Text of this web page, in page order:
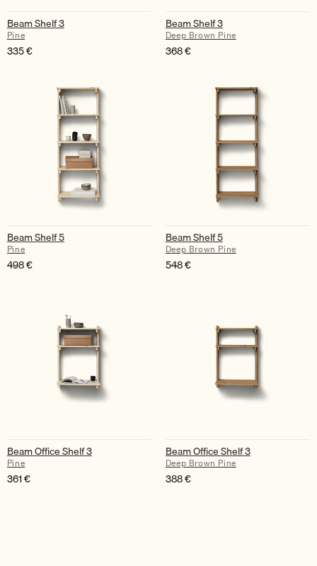
Beam Shelf 3
Pine
335€
Beam Shelf 3
Deep Brown Pine
368€
Beam Shelf 5
Pine
498€
Beam Shelf 5
Deep Brown Pine
548€
Beam Office Shelf 3
Pine
361€
Beam Office Shelf 3
Deep Brown Pine
388€